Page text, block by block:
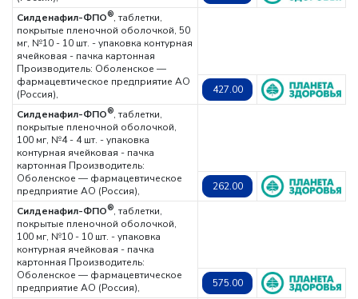
Силденафил-ФПО®, таблетки,
покрытые пленочной оболочкой, 50
мг, №10 - 10 шт. - упаковка контурная
ячейковая - пачка картонная
Производитель: Оболенское —
фармацевтическое предприятие АО
(Россия),
427.00
Силденафил-ФПО®, таблетки,
покрытые пленочной оболочкой,
100 мг, №4 - 4 шт. - упаковка
контурная ячейковая - пачка
картонная Производитель:
Оболенское — фармацевтическое
предприятие АО (Россия),
262.00
Силденафил-ФПО®, таблетки,
покрытые пленочной оболочкой,
100 мг, №10 - 10 шт. - упаковка
контурная ячейковая - пачка
картонная Производитель:
Оболенское — фармацевтическое
предприятие АО (Россия),
575.00